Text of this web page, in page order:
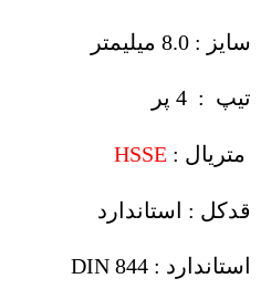
سایز : 8.0 میلیمتر
تیپ : 4 پر
متریال : HSSE
قدکل : استاندارد
استاندارد : DIN 844